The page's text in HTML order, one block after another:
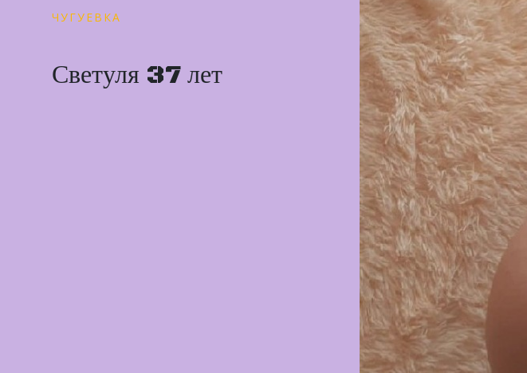
ЧУГУЕВКА
Светуля 37 лет